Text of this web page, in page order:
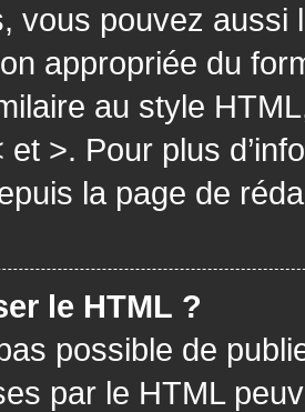
vous pouvez
appropriée du
au style
et >. Pour plus
la page de
le HTML ?
possible de
par le HTML